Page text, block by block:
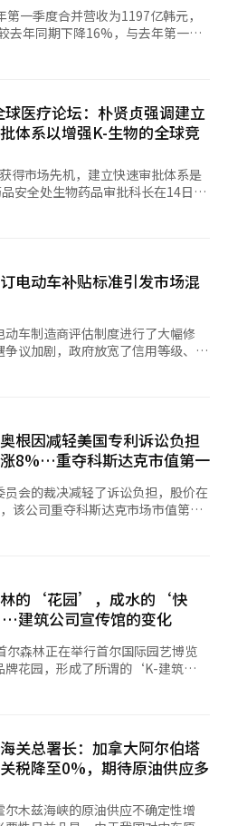
一季度合并营收为1197亿韩元，
公司相关人士表
应专用黑匣子、推出电动两轮车专
品的在线销售、运营基于人工智能的
胎业务等。 最近，公司与
元的供应合同，并通过扩展产品线
控制器，逐步转型为全球汽车电子
据全球专利分析机构LexisNexis®
请人前十名的企业。 公司相
知识产权增强在全球市场的技术和
技公司、汽车OEM和出行平台，推
联网汽车、出行和无人机领域的多
们与专业诉讼律师事务所及知识产
行权利保护和商业化，这一业务将
系统
医疗论坛：朴贤贞强调建立
体系以增强K-生物的全球竞
得市场先机，建立快速审批体系是
16届全球医疗论坛（2026 GHF）
约2.66万亿美元（约397万亿韩
在快速增长。2021年，国内药品出
万亿韩元），而去年则达到了
），创下历史最高出口业绩。 食
施了《药品审批创新（第一阶
速审批视为制药产业全球竞争力的
将有多款
们将运营专
阶段的专业咨询，主要内容包括对
充说，通过优先评估生产和质量管
标准（GCP），降低企业负担，提
二次核心监管合理化战略会议讨论
生物仿制药，
扩充审查专业人员。食品药品安全
的人员，并正在推进进一步的人力
引入以来，随着质量分析技术的发
在无需进行三期临床试验的情况下
仿制药之间的等效性，只有在证明
药品和生物仿制药，行业也能通过
担。”他表示，期待国内企业能够更
本报道经人工智能（AI）系统翻译
电动车补贴标准引发市场混
车制造商评估制度进行了大幅修
议加剧，政府放宽了信用等级、国
上重新设计了该制度。尽管政府声
系，促进可持续电动车生态系统的
司的信用等级、国内专利标准以及
实际上对国内企业更为有利。 最
进行了大幅修改。信用等级和国内
也放宽至包括合作伙伴运营中心。
80分调整为100分满分中的60分以
的运营等产业结构息息相关。如果
态系统，那么就必须详细说明这些
，实际过程是，在
忙进行修改。这引发了对政策初
分审查的质疑。 在研发费用
亿韩元才能获得最高分的标准被
商大多能够满足这一标准，实际的
，但业界担心，如果标准反复变
车辆上市前会
时间和补贴反映等因素来制定销售
直接影响实际销售量和价格竞争
根因减轻美国专利诉讼负担
8%…重夺科斯达克市值第一
会的裁决减轻了诉讼负担，股价在
该公司重夺科斯达克市场市值第一
态先锋（EcoPro BM），成为科斯
时间）对哈洛扎姆的美国注册专利
裁定该专利无效所致。 市场普
特奥根和默沙东（MSD）产生有利
被判无效，正在进行的专利侵权诉
研究员严敏
致哈洛扎姆在美国民事法庭提起
的无效将确保ALT-B4专利到2043
的价值。”因此，他将目标股价从
本报道经人工智能（AI）系统翻译
林的‘花园’，成水的‘快
筑公司宣传馆的变化
尔森林正在举行首尔国际园艺博览
牌花园，形成了所谓的‘K-建筑
以样板房为中心的建筑公司营销，
，20至30岁的游客们在各处拍
了GS建设，还有IPARK现代产业开
畔建设等参与了‘K-建筑区’的建
(Silo)’花园。IPARK现代产业开
关总署长：加拿大阿尔伯塔
税降至0%，期待原油供应多
木兹海峡的原油供应不确定性增